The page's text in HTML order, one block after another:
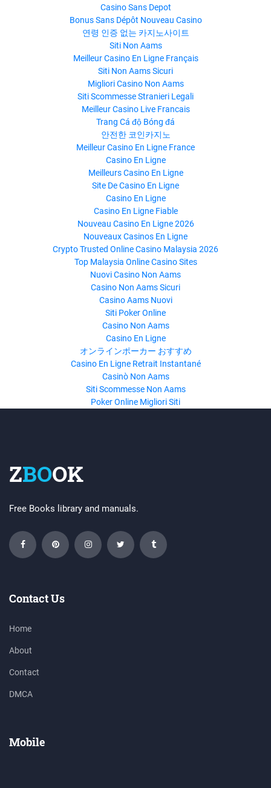
Casino Sans Depot
Bonus Sans Dépôt Nouveau Casino
연령 인증 없는 카지노사이트
Siti Non Aams
Meilleur Casino En Ligne Français
Siti Non Aams Sicuri
Migliori Casino Non Aams
Siti Scommesse Stranieri Legali
Meilleur Casino Live Francais
Trang Cá độ Bóng đá
안전한 코인카지노
Meilleur Casino En Ligne France
Casino En Ligne
Meilleurs Casino En Ligne
Site De Casino En Ligne
Casino En Ligne
Casino En Ligne Fiable
Nouveau Casino En Ligne 2026
Nouveaux Casinos En Ligne
Crypto Trusted Online Casino Malaysia 2026
Top Malaysia Online Casino Sites
Nuovi Casino Non Aams
Casino Non Aams Sicuri
Casino Aams Nuovi
Siti Poker Online
Casino Non Aams
Casino En Ligne
オンラインポーカー おすすめ
Casino En Ligne Retrait Instantané
Casinò Non Aams
Siti Scommesse Non Aams
Poker Online Migliori Siti
ZBOOK
Free Books library and manuals.
Contact Us
Home
About
Contact
DMCA
Mobile